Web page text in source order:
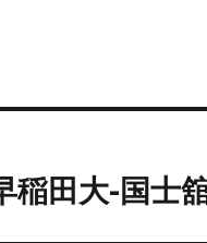
田大-国士